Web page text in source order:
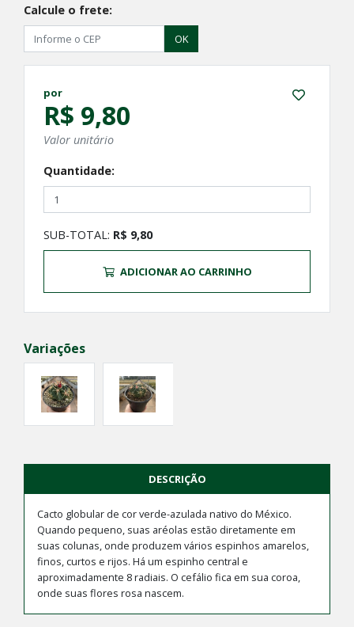
Calcule o frete:
OK
por
R$ 9,80
Valor unitário
Quantidade:
SUB-TOTAL: R$ 9,80
ADICIONAR AO CARRINHO
Variações
DESCRIÇÃO
Cacto globular de cor verde-azulada nativo do México.
Quando pequeno, suas aréolas estão diretamente em
suas colunas, onde produzem vários espinhos amarelos,
finos, curtos e rijos. Há um espinho central e
aproximadamente 8 radiais. O cefálio fica em sua coroa,
onde suas flores rosa nascem.